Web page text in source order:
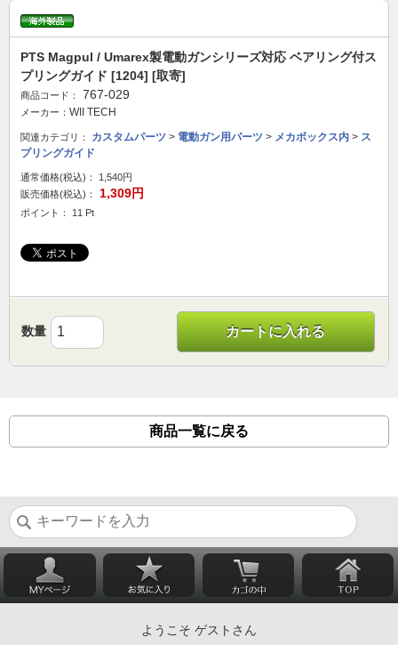
PTS Magpul / Umarex製電動ガンシリーズ対応 ベアリング付ス
プリングガイド [1204] [取寄]
商品コード： 767-029
メーカー： WII TECH
関連カテゴリ： カスタムパーツ > 電動ガン用パーツ > メカボックス内 > ス
プリングガイド
通常価格(税込)：
1,540円
販売価格(税込)：
1,309円
ポイント： 11 Pt
数量 カートに入れる
商品一覧に戻る
ようこそ ゲストさん